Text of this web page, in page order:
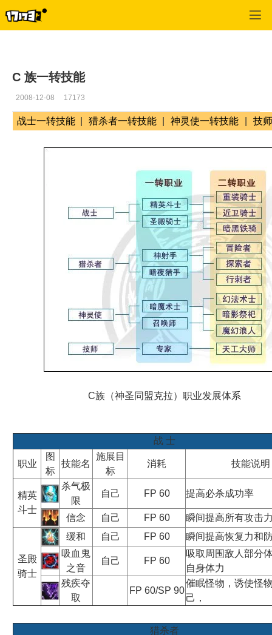
C 族一转技能
2008-12-08 17173
战士一转技能 猎杀者一转技能 神灵使一转技能 技
C族（神圣同盟克拉）职业发展体系
战 士
职业
图
标
技能名
施展目
标
消耗 技能说明
精英
斗士
杀气极
限
自己 FP 60 提高必杀成功率
信念 自己 FP 60 瞬间提高所有攻击
圣殿
骑士
缓和 自己 FP 60
瞬间提高恢复力和
吸血鬼
之音
自己 FP 60
吸取周围敌人部分
自身体力
残疾夺
取
FP 60/SP 90
催眠怪物，诱使怪
己，
猎杀者